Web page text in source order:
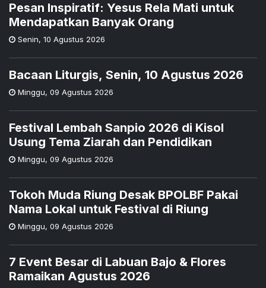
Pesan Inspiratif: Yesus Rela Mati untuk
Mendapatkan Banyak Orang
Senin, 10 Agustus 2026
Bacaan Liturgis, Senin, 10 Agustus 2026
Minggu, 09 Agustus 2026
Festival Lembah Sanpio 2026 di Kisol
Usung Tema Ziarah dan Pendidikan
Minggu, 09 Agustus 2026
Tokoh Muda Riung Desak BPOLBF Pakai
Nama Lokal untuk Festival di Riung
Minggu, 09 Agustus 2026
7 Event Besar di Labuan Bajo & Flores
Ramaikan Agustus 2026